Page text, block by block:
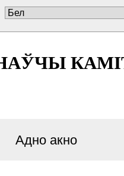
Адно акно